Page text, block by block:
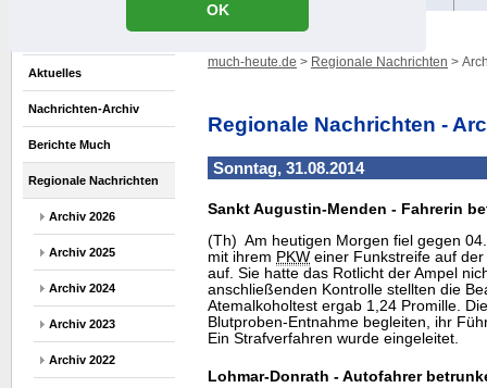
OK
Aktuelles
Nachrichten-Archiv
Berichte Much
Regionale Nachrichten
Archiv 2026
Archiv 2025
Archiv 2024
Archiv 2023
Archiv 2022
much-heute.de > Regionale Nachrichten >
Regionale Nachrichten -
Sonntag, 31.08.2014
Sankt Augustin-Menden - Fahrerin
(Th) Am heutigen Morgen fiel gegen
mit ihrem PKW einer Funkstreife auf
auf. Sie hatte das Rotlicht der Ampel
anschließenden Kontrolle stellten die
Atemalkoholtest ergab 1,24 Promille.
Blutproben-Entnahme begleiten, ihr
Ein Strafverfahren wurde eingeleitet.
Lohmar-Donrath - Autofahrer